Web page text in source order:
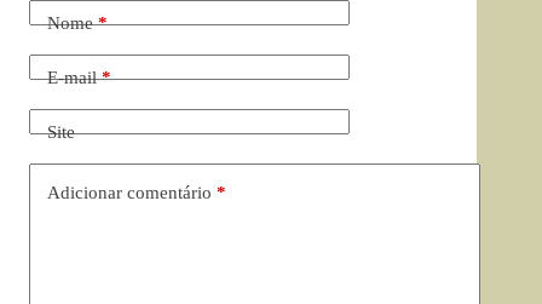
Nome*
E-mail*
Site
Adicionar comentário *